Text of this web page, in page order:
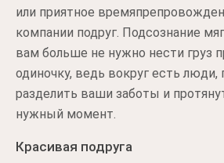
или приятное
компании подруг. Подсознание
вам больше не нужно нести груз
одиночку, ведь вокруг есть люди,
разделить ваши заботы и
нужный момент.
Красивая подруга